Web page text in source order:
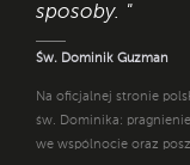
sposoby. "
Św. Dominik Guzman
Na oficjalnej stronie
św. Dominika:
we wspólnocie oraz